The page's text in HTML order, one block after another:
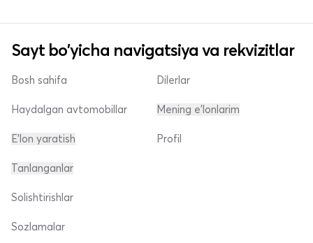
Sayt bo'yicha navigatsiya va rekvizitlar
Bosh sahifa
Haydalgan avtomobillar
E'lon yaratish
Dilerlar
Mening e'lonlarim
Profil
Tanlanganlar
Solishtirishlar
Sozlamalar